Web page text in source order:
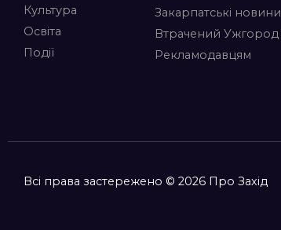
Культура
Освіта
Події
Закарпатські новини
Втрачений Ужгород
Рекламодавцям
Всі права застережено © 2026 Про Захід